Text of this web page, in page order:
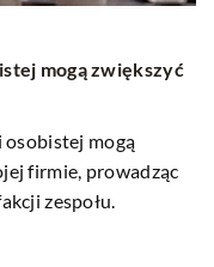
mogą zwiększyć
mogą
firmie, prowadząc
zespołu.